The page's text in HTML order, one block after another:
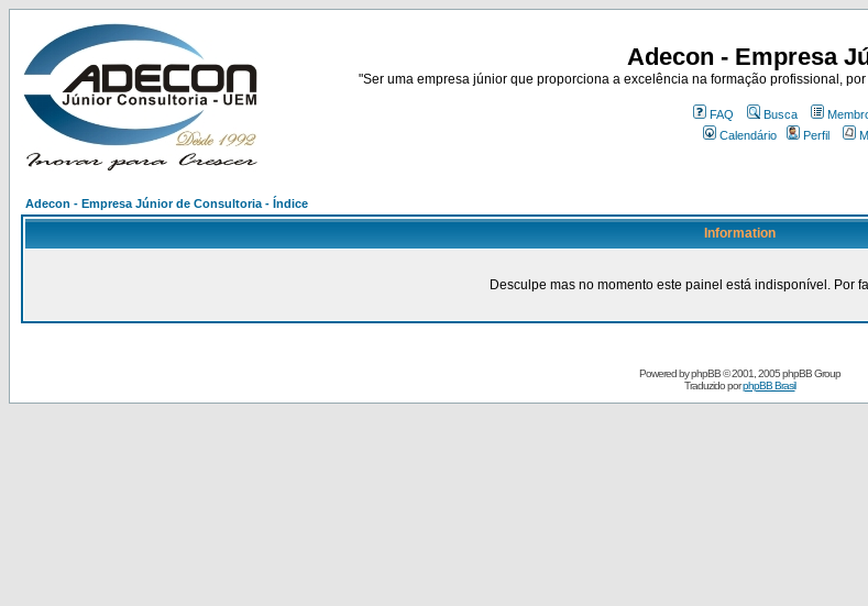
Adecon - Empresa
"Ser uma empresa júnior que proporciona a excelência na formação profissional,
FAQ Busca
Calendário
Perfil
Adecon - Empresa Júnior de Consultoria - Índice
Information
Desculpe mas no momento este painel está indisponível. Por
Powered byphpBB© 2001, 2005 phpBB Group
Traduzido porphpBB Brasil